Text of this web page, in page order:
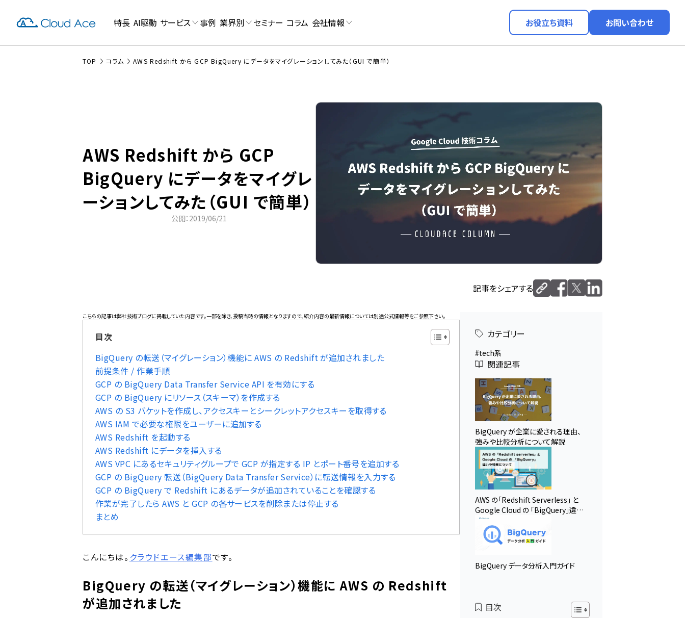
特長 AI駆動 サービス 事例 業界別 セミナー コラム 会社情報 お役立ち資料 お問い合わせ
TOP コラム AWS Redshift から GCP BigQuery にデータをマイグレーションしてみた（GUI で簡単）
AWS Redshift から GCP
BigQuery にデータをマイグレ
ーションしてみた（GUI で簡単）
公開：2019/06/21
記事をシェアする
こちらの記事は弊社技術ブログに掲載していた内容です。一部を除き、投稿当時の情報となりますので、紹介内容の最新情報については別途公式情報等をご参照下さい。
目次
BigQuery の転送（マイグレーション）機能に AWS の Redshift が追加されました
前提条件 / 作業手順
GCP の BigQuery Data Transfer Service API を有効にする
GCP の BigQuery にリソース（スキーマ）を作成する
AWS の S3 バケットを作成し、アクセスキーとシークレットアクセスキーを取得する
AWS IAM で必要な権限をユーザーに追加する
AWS Redshift を起動する
AWS Redshift にデータを挿入する
AWS VPC にあるセキュリティグループで GCP が指定する IP とポート番号を追加する
GCP の BigQuery 転送（BigQuery Data Transfer Service）に転送情報を入力する
GCP の BigQuery で Redshift にあるデータが追加されていることを確認する
作業が完了したら AWS と GCP の各サービスを削除または停止する
まとめ
こんにちは。 クラウドエース編集部です。
BigQuery の転送（マイグレーション）機能に AWS の Redshift
が追加されました
カテゴリー
tech系
関連記事
BigQuery が企業に愛される理由、
強みや比較分析について解説
AWS の「Redshift Serverless」 と
Google Cloud の 「BigQuery」違い
や特徴について
BigQuery データ分析入門ガイド
目次